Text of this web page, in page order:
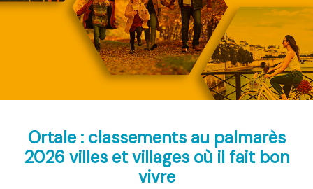
Ortale : classements au palmarès
2026 villes et villages où il fait bon
vivre